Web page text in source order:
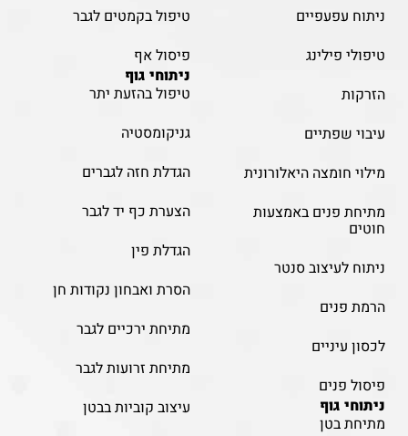
ניתוח עפעפיים
טיפולי פילינג
הזרקות
עיבוי שפתיים
מילוי חומצה היאלורונית
מתיחת פנים באמצעות
חוטים
ניתוח לעיצוב סנטר
הרמת פנים
לכסון עיניים
פיסול פנים
ניתוחי גוף
מתיחת בטן
טיפול בקמטים לגבר
פיסול אף
ניתוחי גוף
טיפול בהזעת יתר
גניקומסטיה
הגדלת חזה לגברים
הצערת כף יד לגבר
הגדלת פין
הסרת ואבחון נקודות חן
מתיחת ירכיים לגבר
מתיחת זרועות לגבר
עיצוב קוביות בבטן